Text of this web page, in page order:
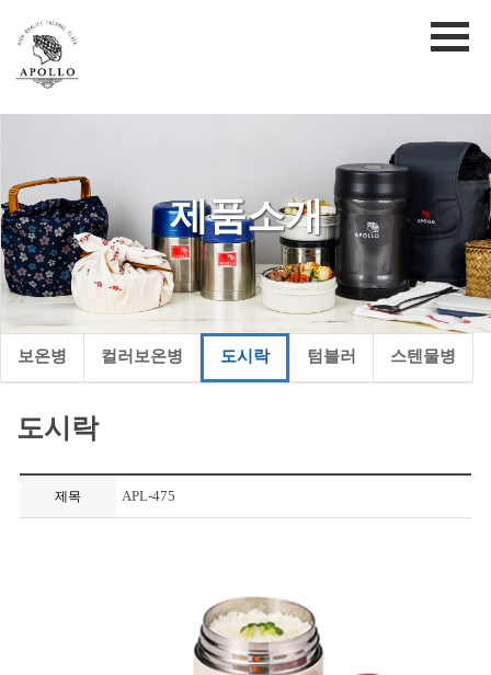
제품소개
보온병 컬러보온병 도시락 텀블러 스텐물병
도시락
제목 APL-475